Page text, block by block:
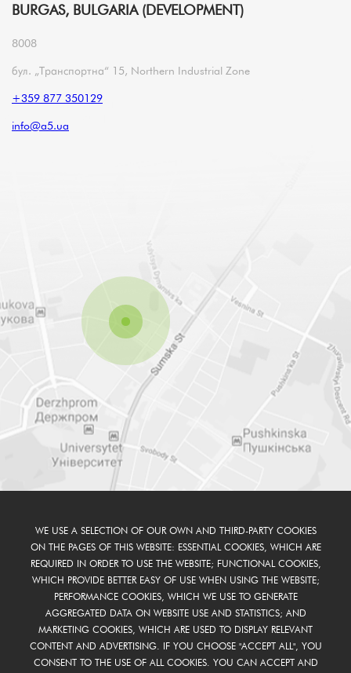
BURGAS, BULGARIA (DEVELOPMENT)
8008
бул. „Транспортна“ 15, Northern Industrial Zone
+359 877 350129
info@a5.ua
WE USE A SELECTION OF OUR OWN AND THIRD-PARTY COOKIES
ON THE PAGES OF THIS WEBSITE: ESSENTIAL COOKIES, WHICH ARE
REQUIRED IN ORDER TO USE THE WEBSITE; FUNCTIONAL COOKIES,
WHICH PROVIDE BETTER EASY OF USE WHEN USING THE WEBSITE;
PERFORMANCE COOKIES, WHICH WE USE TO GENERATE
AGGREGATED DATA ON WEBSITE USE AND STATISTICS; AND
MARKETING COOKIES, WHICH ARE USED TO DISPLAY RELEVANT
CONTENT AND ADVERTISING. IF YOU CHOOSE "ACCEPT ALL", YOU
CONSENT TO THE USE OF ALL COOKIES. YOU CAN ACCEPT AND